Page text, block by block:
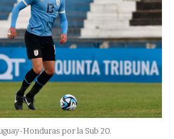
Honduras por la Sub 20.